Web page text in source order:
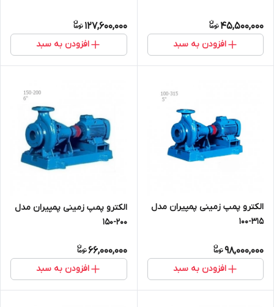
45,500,000
افزودن به سبد
127,600,000
افزودن به سبد
الکترو پمپ زمینی پمپیران مدل
315-100
98,000,000
افزودن به سبد
الکترو پمپ زمینی پمپیران مدل
200-150
66,000,000
افزودن به سبد